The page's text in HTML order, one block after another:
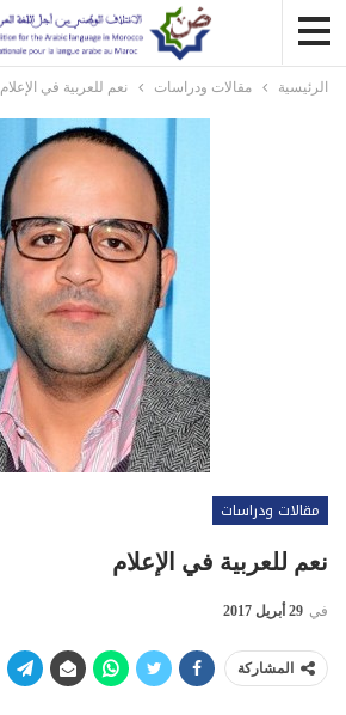
الرئيسية مقالات ودراسات نعم للعربية في الإعلام
مقالات ودراسات
نعم للعربية في الإعلام
في 29 أبريل 2017
المشاركة